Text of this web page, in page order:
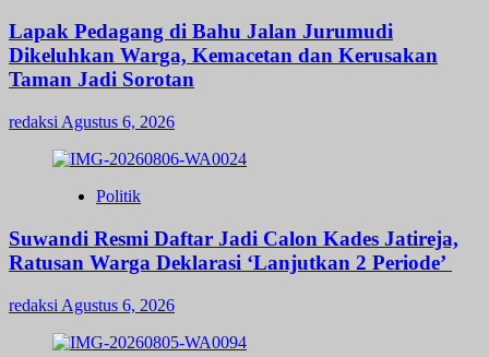
Lapak Pedagang di Bahu Jalan Jurumudi
Dikeluhkan Warga, Kemacetan dan Kerusakan
Taman Jadi Sorotan
redaksi Agustus 6, 2026
Politik
Suwandi Resmi Daftar Jadi Calon Kades Jatireja,
Ratusan Warga Deklarasi ‘Lanjutkan 2 Periode’
redaksi Agustus 6, 2026